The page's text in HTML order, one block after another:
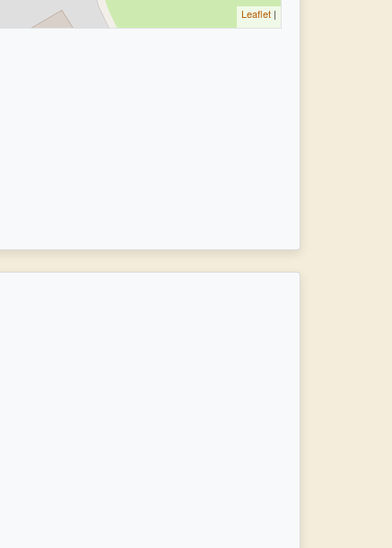
Leaflet |